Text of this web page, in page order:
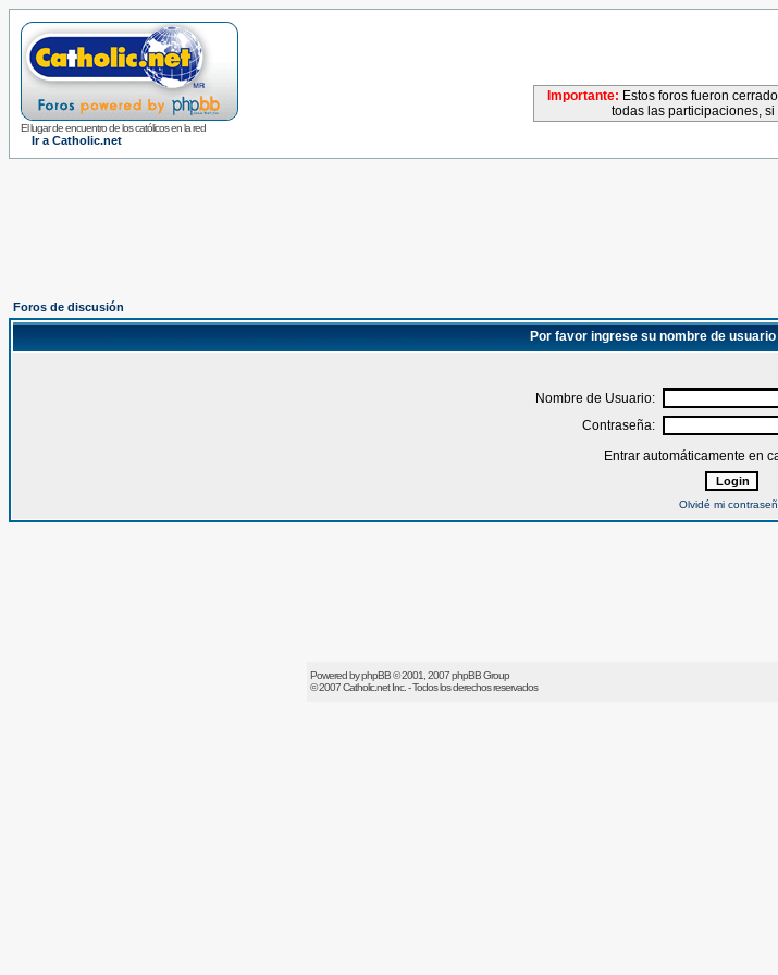
El lugar de encuentro de los católicos en la red
Ir a Catholic.net
Importante: Estos foros fueron
todas las participaciones,
Foros de discusión
Por favor ingrese su nombre de
Nombre de Usuario:
Contraseña:
Entrar automáticamente en
Olvidé mi
Powered byphpBB© 2001, 2007 phpBB Group
© 2007Catholic.netInc. - Todos los derechos reservados